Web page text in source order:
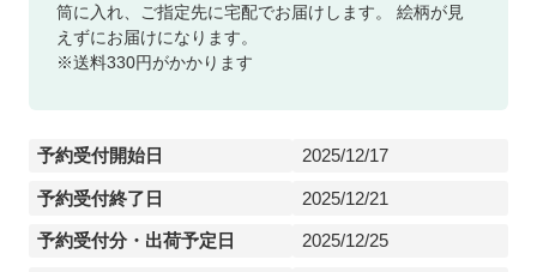
筒に入れ、ご指定先に宅配でお届けします。
絵柄が見
えずにお届けになります。
※送料330円がかかります
予約受付開始日 2025/12/17
予約受付終了日 2025/12/21
予約受付分・出荷予定日 2025/12/25